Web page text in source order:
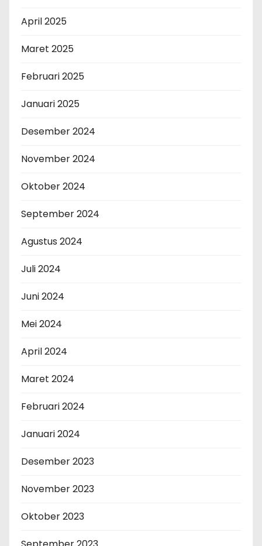
April 2025
Maret 2025
Februari 2025
Januari 2025
Desember 2024
November 2024
Oktober 2024
September 2024
Agustus 2024
Juli 2024
Juni 2024
Mei 2024
April 2024
Maret 2024
Februari 2024
Januari 2024
Desember 2023
November 2023
Oktober 2023